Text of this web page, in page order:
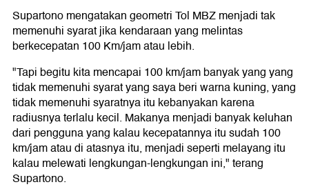
Supartono mengatakan geometri Tol MBZ menjadi tak
memenuhi syarat jika kendaraan yang melintas
berkecepatan 100 Km/jam atau lebih.
"Tapi begitu kita mencapai 100 km/jam banyak yang yang
tidak memenuhi syarat yang saya beri warna kuning, yang
tidak memenuhi syaratnya itu kebanyakan karena
radiusnya terlalu kecil. Makanya menjadi banyak keluhan
dari pengguna yang kalau kecepatannya itu sudah 100
km/jam atau di atasnya itu, menjadi seperti melayang itu
kalau melewati lengkungan-lengkungan ini," terang
Supartono.